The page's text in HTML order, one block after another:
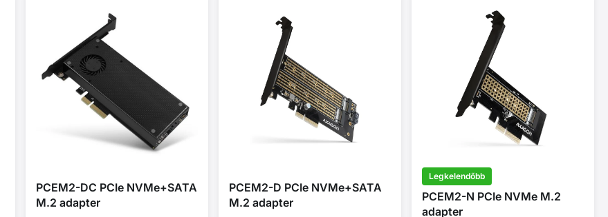
PCEM2-DC PCIe NVMe+SATA
M.2 adapter
PCEM2-D PCIe NVMe+SATA
M.2 adapter
Legkelendőbb
PCEM2-N PCIe NVMe M.2
adapter